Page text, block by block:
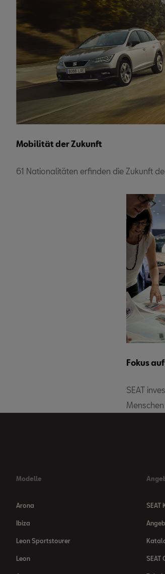
Mobilität der Zukunft
61 Nationalitäten erfinden die Zukunft
Fokus
SEAT
Modelle
Arona
Ibiza
Leon Sportstourer
Leon
SEAT
SEAT